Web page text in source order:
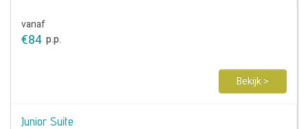
vanaf
€84 p.p.
Bekijk >
Junior Suite